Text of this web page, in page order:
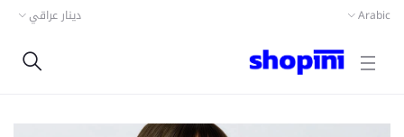
Arabic دينار عراقي